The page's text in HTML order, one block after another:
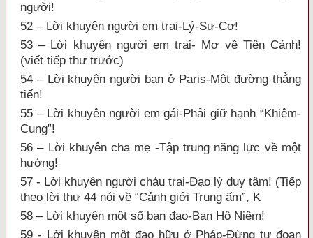
người!
52 – Lời khuyên người em trai-Lý-Sự-Cơ!
53 – Lời khuyên người em trai- Mơ về Tiên Cảnh!
(viết tiếp thư trước)
54 – Lời khuyên người bạn ở Paris-Một đường thẳng
tiến!
55 – Lời khuyên người em gái-Phải giữ hạnh “Khiêm-
Cung”!
56 – Lời khuyên cha mẹ -Tập trung năng lực về một
hướng!
57 - Lời khuyên người cháu trai-Đạo lý duy tâm! (Tiếp
theo lời thư 44 nói về “Cảnh giới Trung ấm”, K
58 – Lời khuyên một số bạn đạo-Ban Hộ Niệm!
59 - Lời khuyên một đạo hữu ở Pháp-Đừng tự đoạn